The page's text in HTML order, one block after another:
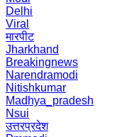
Delhi
Viral
मारपीट
Jharkhand
Breakingnews
Narendramodi
Nitishkumar
Madhya_pradesh
Nsui
उत्तरप्रदेश